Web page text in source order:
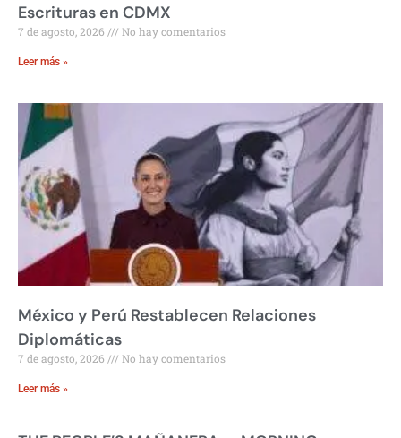
Escrituras en CDMX
7 de agosto, 2026 No hay comentarios
Leer más »
México y Perú Restablecen Relaciones
Diplomáticas
7 de agosto, 2026 No hay comentarios
Leer más »